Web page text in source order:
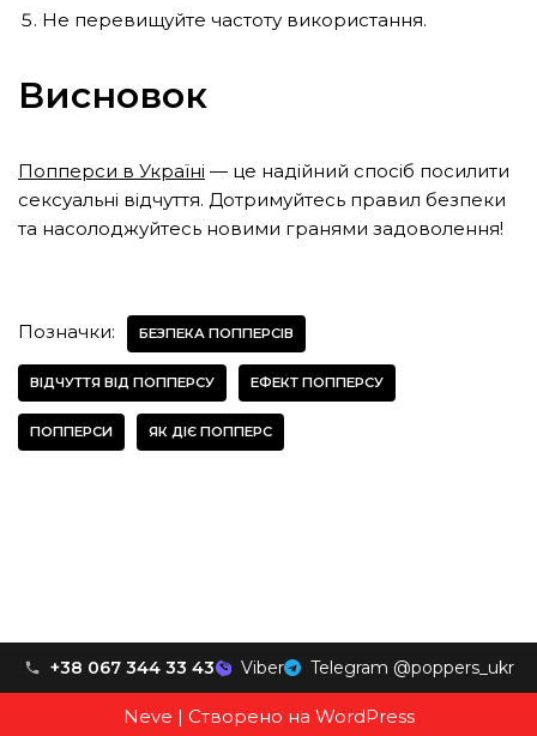
Не перевищуйте частоту використання.
Висновок
Попперси в Україні — це надійний спосіб посилити
сексуальні відчуття. Дотримуйтесь правил безпеки
та насолоджуйтесь новими гранями задоволення!
Позначки: БЕЗПЕКА ПОППЕРСІВ
ВІДЧУТТЯ ВІД ПОППЕРСУ ЕФЕКТ ПОППЕРСУ
ПОППЕРСИ ЯК ДІЄ ПОППЕРС
+38 067 344 33 43 Viber Telegram @poppers_ukr
Neve | Створено на WordPress